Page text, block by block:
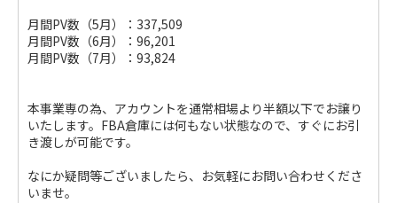
月間PV数（5月）：337,509
月間PV数（6月）：96,201
月間PV数（7月）：93,824
本事業専の為、アカウントを通常相場より半額以下でお譲り
いたします。FBA倉庫には何もない状態なので、すぐにお引
き渡しが可能です。
なにか疑問等ございましたら、お気軽にお問い合わせくださ
いませ。